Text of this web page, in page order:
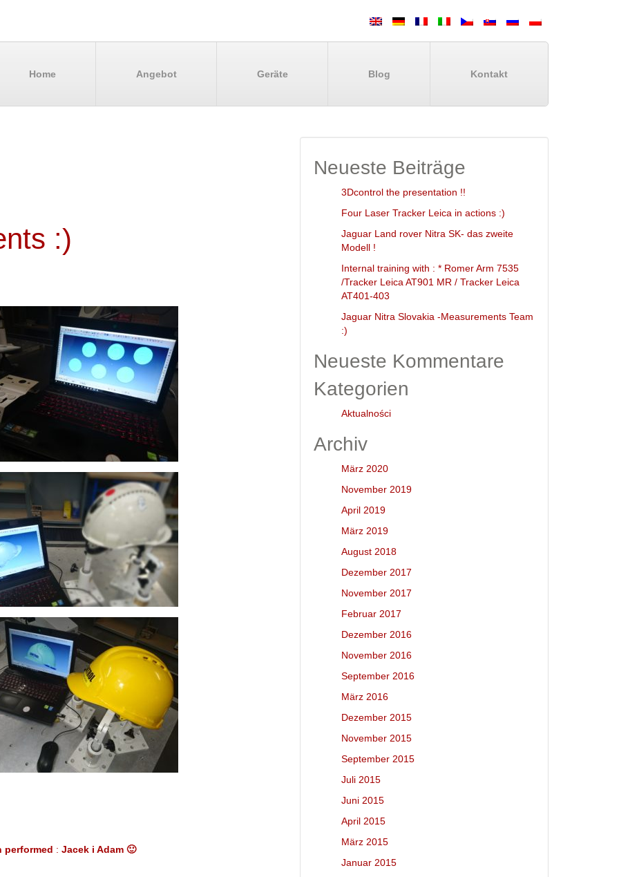
Home Angebot Geräte Blog Kontakt
:)
performed : Jacek i Adam 🙂
Neueste Beiträge
3Dcontrol the presentation !!
Four Laser Tracker Leica in actions :)
Jaguar Land rover Nitra SK- das zweite
Modell !
Internal training with : * Romer Arm 7535
/Tracker Leica AT901 MR / Tracker Leica
AT401-403
Jaguar Nitra Slovakia -Measurements Team
:)
Neueste Kommentare
Kategorien
Aktualności
Archiv
März 2020
November 2019
April 2019
März 2019
August 2018
Dezember 2017
November 2017
Februar 2017
Dezember 2016
November 2016
September 2016
März 2016
Dezember 2015
November 2015
September 2015
Juli 2015
Juni 2015
April 2015
März 2015
Januar 2015